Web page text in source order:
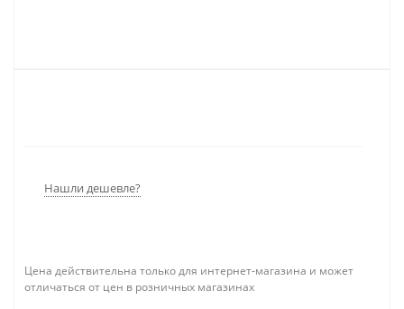
Нашли дешевле?
Цена действительна только для интернет-магазина и может
отличаться от цен в розничных магазинах